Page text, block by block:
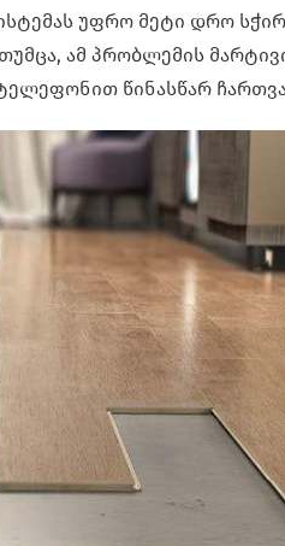
უფრო მეტი დრო
ამ პრობლემის
წინასწარ